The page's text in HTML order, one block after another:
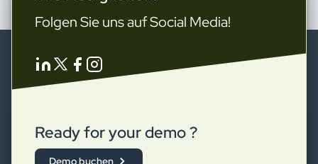
Folgen Sie uns auf Social Media!
Ready for your demo ?
Demo buchen